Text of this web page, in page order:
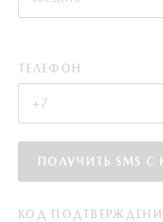
ТЕЛЕФОН
ПОЛУЧИТЬ SMS
КОД